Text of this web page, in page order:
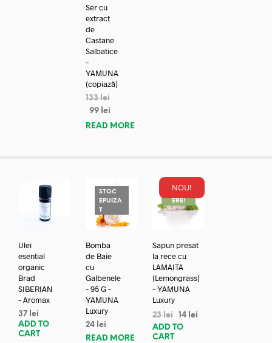
Ser cu
extract
de
Castane
Salbatice
–
YAMUNA
(copiază)
133lei
99 lei
READ MORE
Ulei
esential
organic
Brad
SIBERIAN
– Aromax
37 lei
ADD TO
CART
STOC
EPUIZA
T
Bomba
de Baie
cu
Galbenele
– 95 G –
YAMUNA
Luxury
24 lei
READ MORE
NOU!
REDUC
ERE!
Sapun presat
la rece cu
LAMAITA
(Lemongrass)
– YAMUNA
Luxury
23lei 14 lei
ADD TO
CART